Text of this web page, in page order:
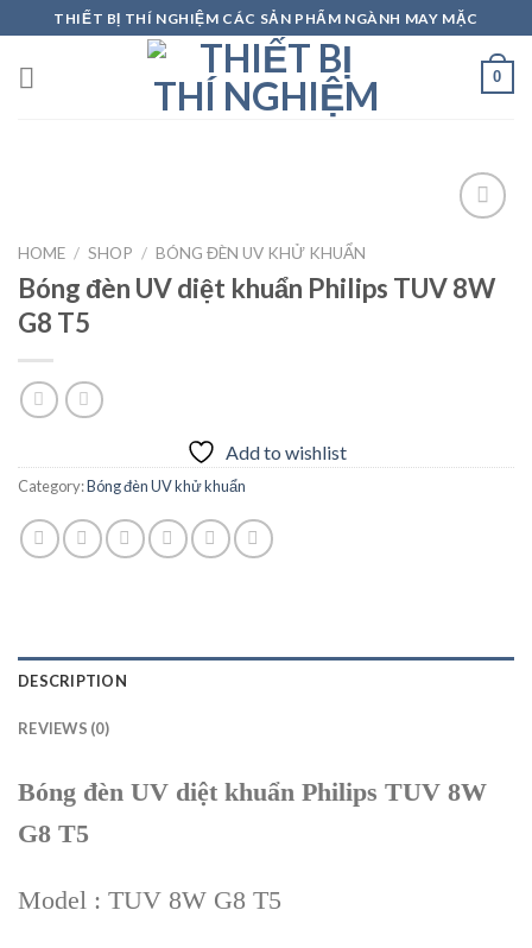
to
content
THIẾT BỊ THÍ NGHIỆM CÁC SẢN PHẨM NGÀNH MAY MẶC
0
Add to
wishlist
HOME / SHOP / BÓNG ĐÈN UV KHỬ KHUẨN
Bóng đèn UV diệt khuẩn Philips TUV 8W
G8 T5
Add to wishlist
Category:Bóng đèn UV khử khuẩn
DESCRIPTION
REVIEWS (0)
Bóng đèn UV diệt khuẩn Philips TUV 8W
G8 T5
Model : TUV 8W G8 T5